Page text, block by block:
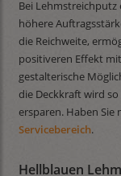
Bei Lehmstreichputz
höhere
die Reichweite,
positiveren Effekt
gestalterische
die Deckkraft wird
ersparen. Haben Sie
Servicebereich.
Hellblauen